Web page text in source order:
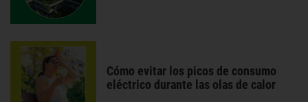
Cómo evitar los picos de consumo
eléctrico durante las olas de calor